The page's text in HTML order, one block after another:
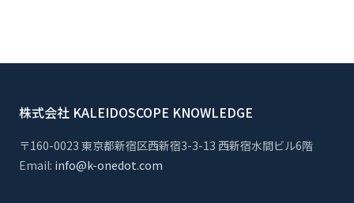
株式会社 KALEIDOSCOPE KNOWLEDGE
〒160-0023 東京都新宿区西新宿3-3-13 西新宿水間ビル6階
Email: info@k-onedot.com